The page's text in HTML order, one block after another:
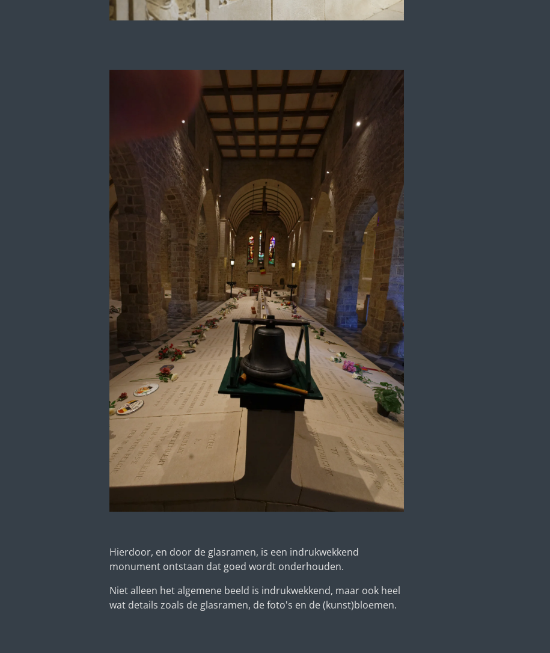
Hierdoor, en door de glasramen, is een indrukwekkend
monument ontstaan dat goed wordt onderhouden.
Niet alleen het algemene beeld is indrukwekkend, maar ook heel
wat details zoals de glasramen, de foto's en de (kunst)bloemen.